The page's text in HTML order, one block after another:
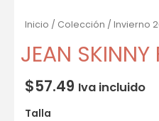
Inicio / Colección / Invierno
JEAN SKINNY
$57.49 Iva incluido
Talla